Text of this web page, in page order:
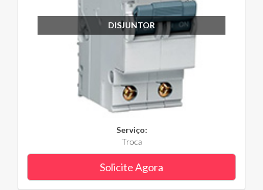
DISJUNTOR
Serviço:
Troca
Solicite Agora